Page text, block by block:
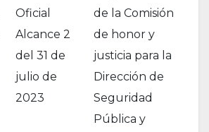
Oficial
Alcance 2
del 31 de
julio de
2023
de la Comisión
de honor y
justicia para la
Dirección de
Seguridad
Pública y